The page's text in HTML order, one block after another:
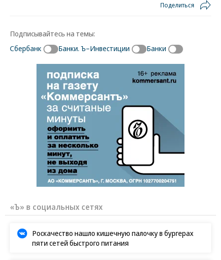
Поделиться
Подписывайтесь на темы:
Сбербанк
Банки. Ъ–Инвестиции Банки
«Ъ» в социальных сетях
Роскачество нашло кишечную палочку в бургерах
пяти сетей быстрого питания